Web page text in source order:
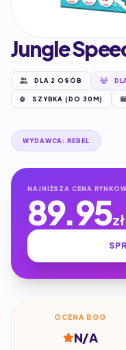
Jungle
DLA 2 OSÓB
SZYBKA (DO 30M)
WYDAWCA: REBEL
NAJNIŻSZA CENA
89.95zł
OCENA BGG
N/A